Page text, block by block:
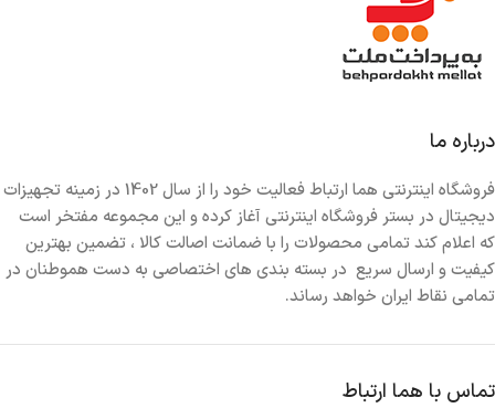
تعداد درگاه USB A :
توان خروجی USB C : 140 وات , 65 وات
پشتیبانی از POWER DELIVERY :
درباره ما
فروشگاه اینترنتی هما ارتباط فعالیت خود را از سال 1402 در زمینه تجهیزات
دیجیتال در بستر فروشگاه اینترنتی آغاز کرده و این مجموعه مفتخر است
که اعلام کند تمامی محصولات را با ضمانت اصالت کالا ، تضمین بهترین
کیفیت و ارسال سریع در بسته بندی های اختصاصی به دست هموطنان در
تمامی نقاط ایران خواهد رساند.
تماس با هما ارتباط